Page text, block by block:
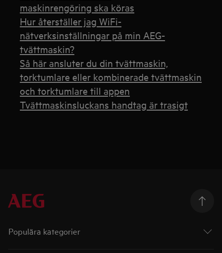
maskinrengöring ska köras
Hur återställer jag WiFi-
nätverksinställningar på min AEG-
tvättmaskin?
Så här ansluter du din tvättmaskin,
torktumlare eller kombinerade tvättmaskin
och torktumlare till appen
Tvättmaskinsluckans handtag är trasigt
Populära kategorier